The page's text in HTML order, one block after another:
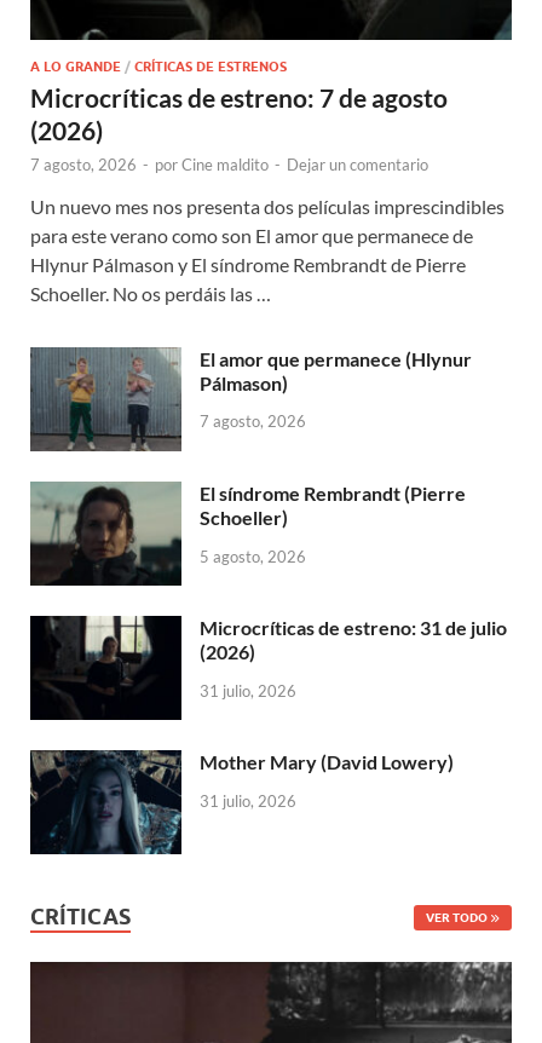
A LO GRANDE / CRÍTICAS DE ESTRENOS
Microcríticas de estreno: 7 de agosto
(2026)
7 agosto, 2026 - porCine maldito - Dejar un comentario
Un nuevo mes nos presenta dos películas imprescindibles
para este verano como son El amor que permanece de
Hlynur Pálmason y El síndrome Rembrandt de Pierre
Schoeller. No os perdáis las …
El amor que permanece (Hlynur
Pálmason)
7 agosto, 2026
El síndrome Rembrandt (Pierre
Schoeller)
5 agosto, 2026
Microcríticas de estreno: 31 de julio
(2026)
31 julio, 2026
Mother Mary (David Lowery)
31 julio, 2026
CRÍTICAS VER TODO